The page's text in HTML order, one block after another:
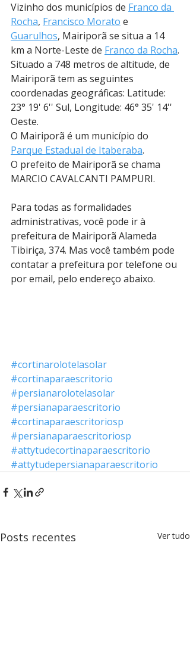
Vizinho dos municípios de Franco da
Rocha, Francisco Morato e
Guarulhos, Mairiporã se situa a 14
km a Norte-Leste de Franco da Rocha.
Situado a 748 metros de altitude, de
Mairiporã tem as seguintes
coordenadas geográficas: Latitude:
23° 19' 6'' Sul, Longitude: 46° 35' 14''
Oeste.
O Mairiporã é um município do
Parque Estadual de Itaberaba.
O prefeito de Mairiporã se chama
MARCIO CAVALCANTI PAMPURI.
Para todas as formalidades
administrativas, você pode ir à
prefeitura de Mairiporã Alameda
Tibiriça, 374. Mas você também pode
contatar a prefeitura por telefone ou
por email, pelo endereço abaixo.
#cortinarolotelasolar
#cortinaparaescritorio
#persianarolotelasolar
#persianaparaescritorio
#cortinaparaescritoriosp
#persianaparaescritoriosp
#attytudecortinaparaescritorio
#attytudepersianaparaescritorio
Posts recentes Ver tudo